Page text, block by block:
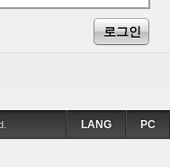
PC
LANG